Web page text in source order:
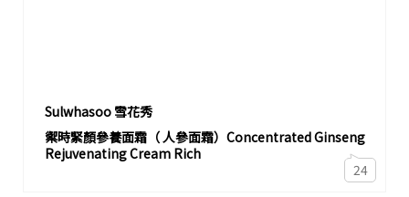
Sulwhasoo 雪花秀
禦時緊顏參養面霜（ 人參面霜）Concentrated Ginseng
Rejuvenating Cream Rich
24